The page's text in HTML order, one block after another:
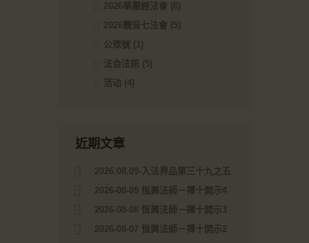
2026華嚴經法會 (8)
2026觀音七法會 (5)
公眾號 (1)
法会法訊 (5)
活动 (4)
近期文章
2026.08.09-入法界品第三十九之五
2026-08-09 恆興法師－禪十開示4
2026-08-08 恆興法師－禪十開示3
2026-08-07 恆興法師－禪十開示2